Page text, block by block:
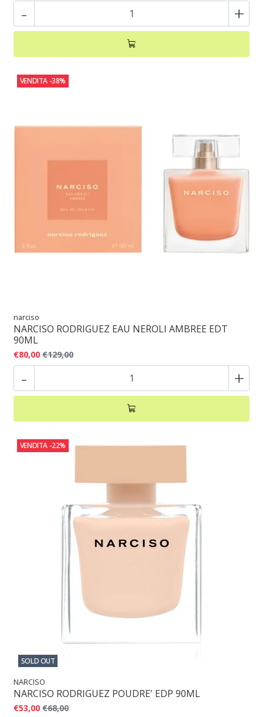
- +
VENDITA -38%
narciso
NARCISO RODRIGUEZ EAU NEROLI AMBREE EDT
90ML
€80,00 €129,00
- +
VENDITA -22%
SOLD OUT
NARCISO
NARCISO RODRIGUEZ POUDRE' EDP 90ML
€53,00 €68,00